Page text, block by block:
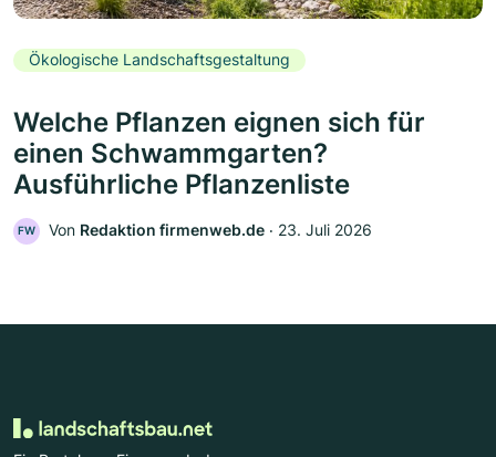
Ökologische Landschaftsgestaltung
Welche Pflanzen eignen sich für
einen Schwammgarten?
Ausführliche Pflanzenliste
FW Von Redaktion firmenweb.de ‧ 23. Juli 2026